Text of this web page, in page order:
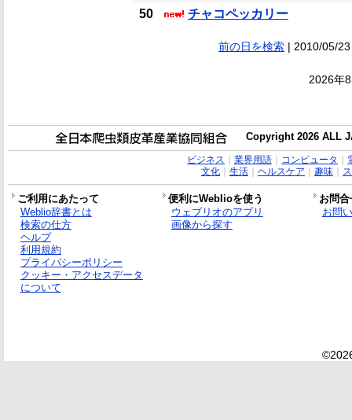
50
チャコペッカリー
前の日を検索| 2010/05/
2026年
Copyright 2026 ALL
ビジネス 業界用語｜ コンピュータ
文化｜ 生活｜ ヘルスケア 趣味｜
ご利用にあたって 便利にWeblioを使う
お問
Weblio辞書とは
検索の仕方
ヘルプ
利用規約
プライバシーポリシー
クッキー・アクセスデータ
について
ウェブリオのアプリ
画像から探す
お問